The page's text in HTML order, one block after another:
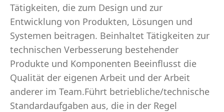
Tätigkeiten, die zum Design und zur
Entwicklung von Produkten, Lösungen und
Systemen beitragen. Beinhaltet Tätigkeiten zur
technischen Verbesserung bestehender
Produkte und Komponenten Beeinflusst die
Qualität der eigenen Arbeit und der Arbeit
anderer im Team.Führt betriebliche/technische
Standardaufgaben aus, die in der Regel